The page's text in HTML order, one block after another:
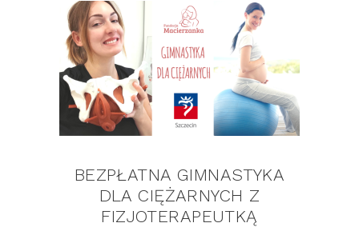
BEZPŁATNA GIMNASTYKA
DLA CIĘŻARNYCH Z
FIZJOTERAPEUTKĄ